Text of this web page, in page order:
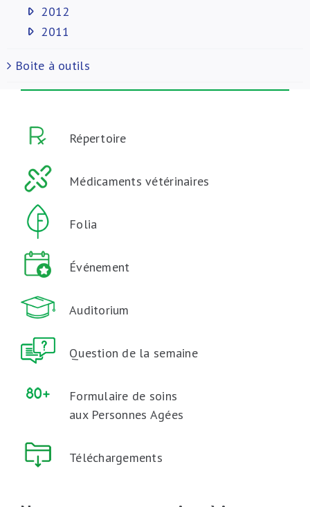
2012
2011
Boite à outils
Répertoire
Médicaments vétérinaires
Folia
Événement
Auditorium
Question de la semaine
Formulaire de soins
aux Personnes Agées
Téléchargements